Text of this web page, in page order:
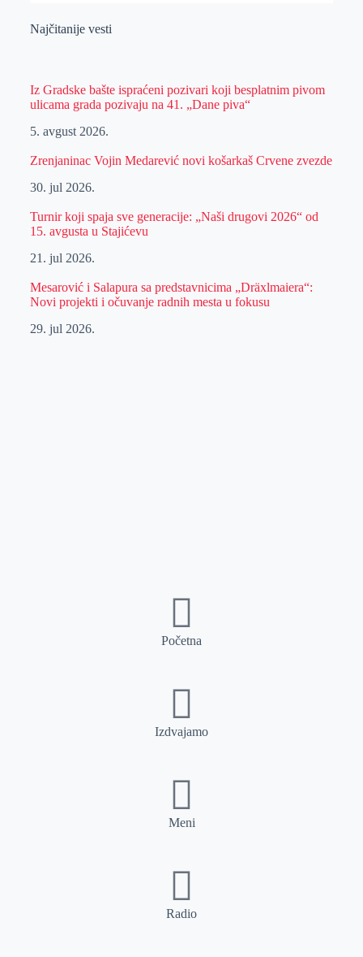
Najčitanije vesti
Iz Gradske bašte ispraćeni pozivari koji besplatnim pivom
ulicama grada pozivaju na 41. „Dane piva“
5. avgust 2026.
Zrenjaninac Vojin Medarević novi košarkaš Crvene zvezde
30. jul 2026.
Turnir koji spaja sve generacije: „Naši drugovi 2026“ od
15. avgusta u Stajićevu
21. jul 2026.
Mesarović i Salapura sa predstavnicima „Dräxlmaiera“:
Novi projekti i očuvanje radnih mesta u fokusu
29. jul 2026.
Početna
Izdvajamo
Meni
Radio